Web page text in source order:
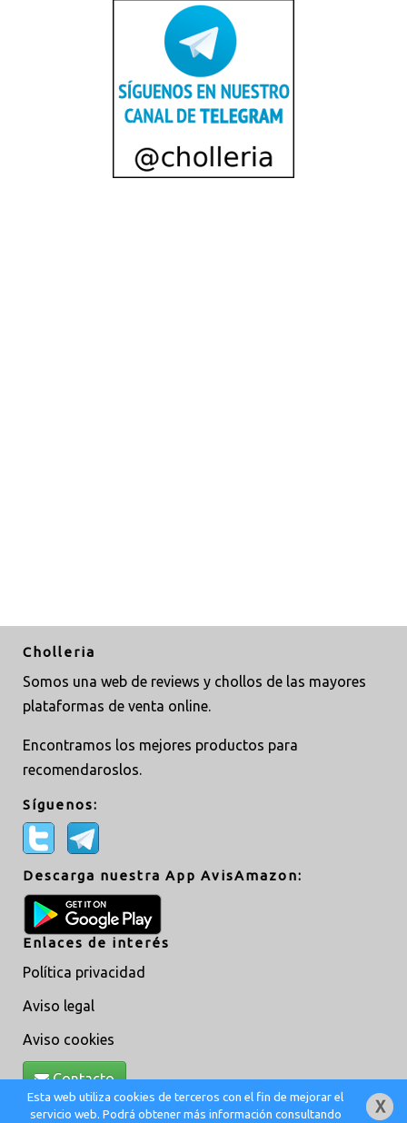
Cholleria
Somos una web de reviews y chollos de las mayores
plataformas de venta online.
Encontramos los mejores productos para
recomendaroslos.
Síguenos:
Descarga nuestra App AvisAmazon:
Enlaces de interés
Política privacidad
Aviso legal
Aviso cookies
Contacto
Esta web utiliza cookies de terceros con el fin de mejorar el
servicio web. Podrá obtener más información consultando